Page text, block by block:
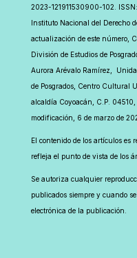
2023-121911530900-102.
Instituto Nacional del Derecho
actualización de este número,
División de Estudios de
Aurora Arévalo Ramírez,
de Posgrados, Centro Cultural
alcaldía Coyoacán, C.P.
modificación, 6 de marzo de
El contenido de los artículos es
refleja el punto de vista de los
Se autoriza cualquier
publicados siempre y cuando
electrónica de la publicación.